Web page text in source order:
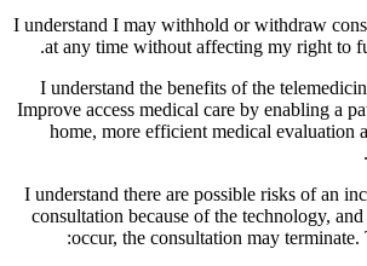
I understand I may withhold or withdraw
at any time without affecting my right to
I understand the benefits of the
Improve access medical care by enabling a
home, more efficient medical evaluation
I understand there are possible risks of an
consultation because of the technology,
occur, the consultation may terminate.